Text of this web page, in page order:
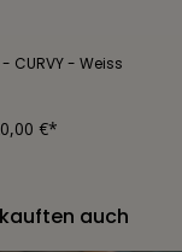
CURVY - Weiss
€*
auch